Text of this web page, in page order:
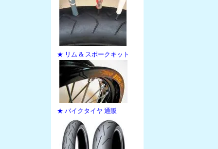
★ リム & スポークキット
★ バイクタイヤ 通販